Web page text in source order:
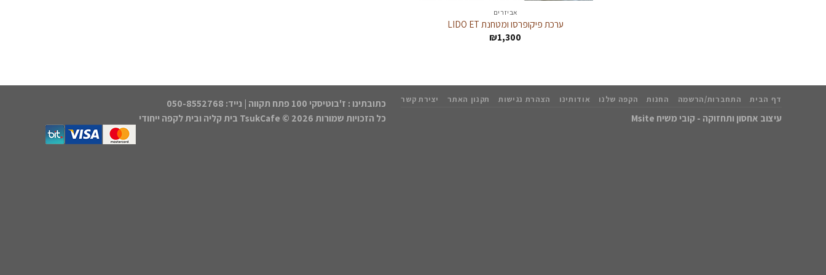
אביזרים
ערכת פיקופרסו ומטחנת LIDO ET
₪1,300
כתובתינו : ז'בוטיסקי 100 פתח תקווה | נייד: 050-8552768
כל הזכויות שמורות 2026 ©
TsukCafe בית קליה ובית לקפה ייחודי
דף הבית התחברות/הרשמה החנות הקפה שלנו אודותינו הצהרת נגישות תקנון האתר יצירת קשר
עיצוב אחסון ותחזוקה - קובי משיח Msite